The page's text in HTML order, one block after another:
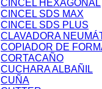
CINCEL HEXAGONAL
CINCEL SDS MAX
CINCEL SDS PLUS
CLAVADORA
COPIADOR DE
CORTACAÑO
CUCHARA ALBAÑIL
CUÑA